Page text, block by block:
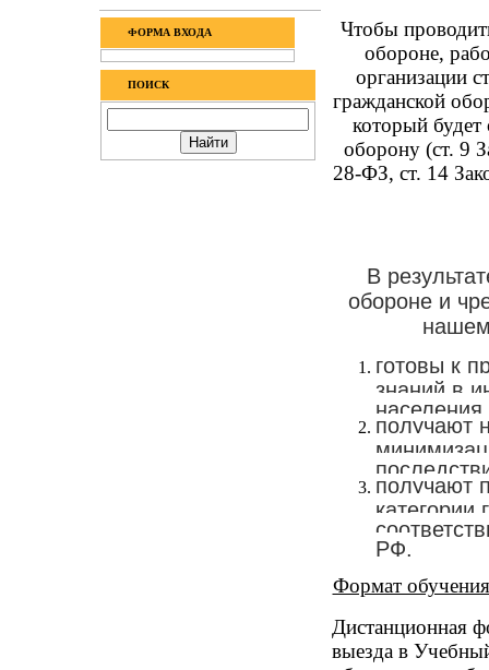
ФОРМА ВХОДА
ПОИСК
Чтобы
обороне,
организации
гражданской
который будет
оборону (ст. 9
28-ФЗ, ст. 14
В
обороне и
готовы к
знаний в
получают
получают
РФ.
Формат
Дистанционная
выезда в